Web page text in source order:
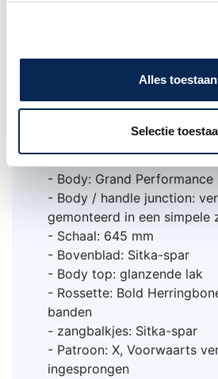
Alles toestaan
Selectie
- achterkant hals: matte
- Body: Grand Performance
- Body / handle junction:
gemonteerd in een simpele
- Schaal: 645 mm
- Bovenblad: Sitka-spar
- Body top: glanzende lak
- Rossette: Bold
banden
- zangbalkjes: Sitka-spar
- Patroon: X, Voorwaarts
ingesprongen